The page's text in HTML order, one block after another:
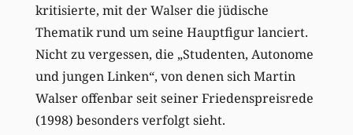
kritisierte, mit der Walser die jüdische
Thematik rund um seine Hauptfigur lanciert.
Nicht zu vergessen, die „Studenten, Autonome
und jungen Linken“, von denen sich Martin
Walser offenbar seit seiner Friedenspreisrede
(1998) besonders verfolgt sieht.